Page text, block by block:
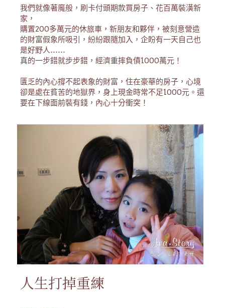
我們就像著魔般，刷卡付頭期款買房子、花百萬裝潢新
家，
購置200多萬元的休旅車，新朋友和夥伴，被刻意營造
的財富假象所吸引，紛紛跟隨加入，企盼有一天自己也
是好野人……
真的一步錯就步步錯，經濟重摔負債1000萬元！
匱乏的內心撐不起表象的財富，住在豪華的房子，心境
卻是處在貧苦的地獄界，身上現金時常不足1000元。還
要在下線面前裝有錢，內心十分衝突！
人生打掉重練